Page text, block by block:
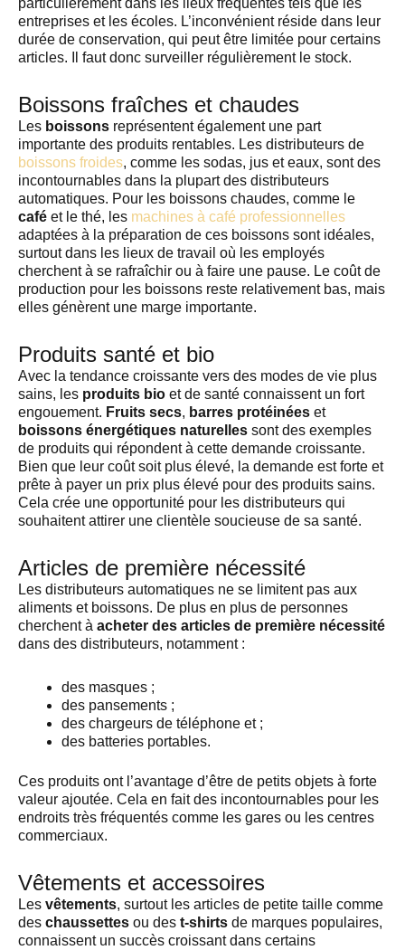
particulièrement dans les lieux fréquentés tels que les
entreprises et les écoles. L’inconvénient réside dans leur
durée de conservation, qui peut être limitée pour certains
articles. Il faut donc surveiller régulièrement le stock.
Boissons fraîches et chaudes
Les boissons représentent également une part
importante des produits rentables. Les distributeurs de
boissons froides, comme les sodas, jus et eaux, sont des
incontournables dans la plupart des distributeurs
automatiques. Pour les boissons chaudes, comme le
café et le thé, les machines à café professionnelles
adaptées à la préparation de ces boissons sont idéales,
surtout dans les lieux de travail où les employés
cherchent à se rafraîchir ou à faire une pause. Le coût de
production pour les boissons reste relativement bas, mais
elles génèrent une marge importante.
Produits santé et bio
Avec la tendance croissante vers des modes de vie plus
sains, les produits bio et de santé connaissent un fort
engouement. Fruits secs, barres protéinées et
boissons énergétiques naturelles sont des exemples
de produits qui répondent à cette demande croissante.
Bien que leur coût soit plus élevé, la demande est forte et
prête à payer un prix plus élevé pour des produits sains.
Cela crée une opportunité pour les distributeurs qui
souhaitent attirer une clientèle soucieuse de sa santé.
Articles de première nécessité
Les distributeurs automatiques ne se limitent pas aux
aliments et boissons. De plus en plus de personnes
cherchent à acheter des articles de première nécessité
dans des distributeurs, notamment :
des masques ;
des pansements ;
des chargeurs de téléphone et ;
des batteries portables.
Ces produits ont l’avantage d’être de petits objets à forte
valeur ajoutée. Cela en fait des incontournables pour les
endroits très fréquentés comme les gares ou les centres
commerciaux.
Vêtements et accessoires
Les vêtements, surtout les articles de petite taille comme
des chaussettes ou des t-shirts de marques populaires,
connaissent un succès croissant dans certains